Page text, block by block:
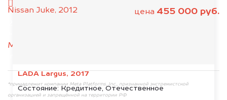
LADA Largus, 2017
Состояние: Кредитное, Отечественное
Nissan Juke, 2012
цена 455 000 руб.
MAX
*принадлежит компании Meta Platforms, Inc., признанной экстремистской
организацией и запрещённой на территории РФ